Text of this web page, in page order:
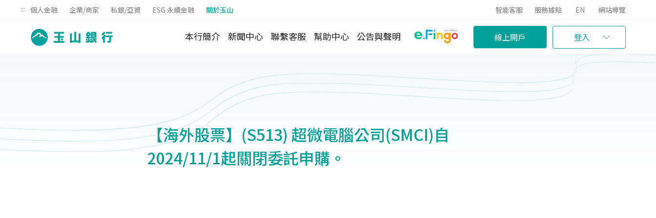
::: 個人金融 企業/商家 私銀/亞資 ESG 永續金融 關於玉山 智能客服 服務據點 EN 網站導覽
本行簡介 新聞中心 聯繫客服 幫助中心 公告與聲明 線上開戶 登入
【海外股票】(S513) 超微電腦公司(SMCI)自
2024/11/1起關閉委託申購。